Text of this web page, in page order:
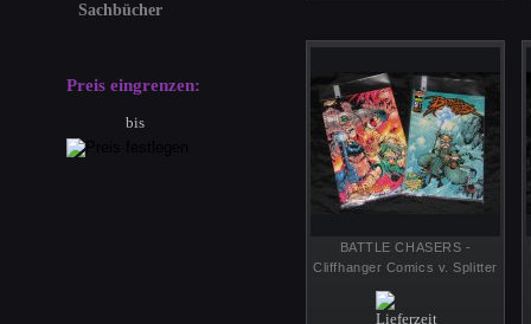
BATTLE CHASERS -
Cliffhanger Comics v. Splitter
Sachbücher
Preis eingrenzen:
bis